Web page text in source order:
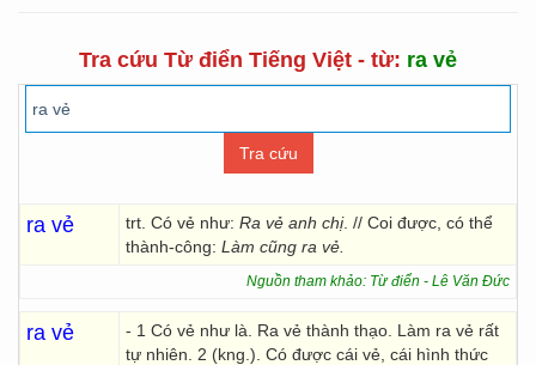
Tra cứu Từ điển Tiếng Việt - từ: ra vẻ
ra vẻ trt. Có vẻ như: Ra vẻ anh chị. // Coi được, có thể
thành-công: Làm cũng ra vẻ.
Nguồn tham khảo: Từ điển - Lê Văn Đức
ra vẻ
- 1 Có vẻ như là. Ra vẻ thành thạo. Làm ra vẻ rất
tự nhiên. 2 (kng.). Có được cái vẻ, cái hình thức